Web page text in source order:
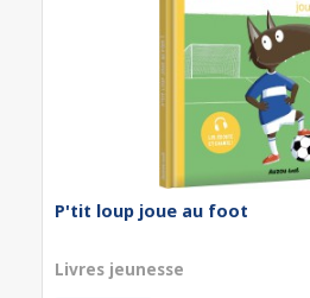
P'tit loup joue au foot
Livres jeunesse